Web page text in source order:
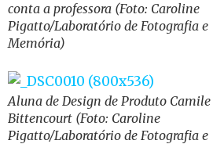
conta a professora (Foto: Caroline
Pigatto/Laboratório de Fotografia e
Memória)
Aluna de Design de Produto Camile
Bittencourt (Foto: Caroline
Pigatto/Laboratório de Fotografia e